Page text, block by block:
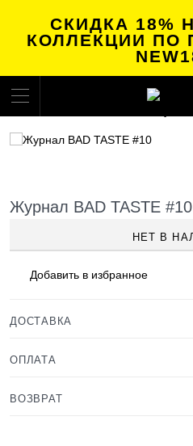
СКИДКА 18%
КОЛЛЕКЦИИ ПО
Журнал BAD TASTE #10
НЕТ В
Добавить в избранное
ДОСТАВКА
ОПЛАТА
ВОЗВРАТ